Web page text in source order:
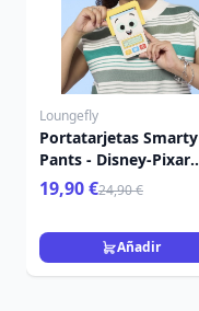
Loungefly
Portatarjetas Smarty
Pants - Disney-Pixar
Loungefly Toy Story 5
19,90 €24,90 €
Añadir